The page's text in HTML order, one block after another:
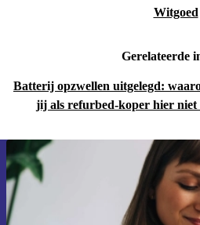
Witgoed
Gerelateerde
Batterij opzwellen uitgelegd:
jij als refurbed-koper hier niet
Meld je aan voor
ontvang €15
Mis nooit meer een